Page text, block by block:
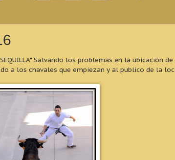
Salvando los problemas en la
todo a los chavales que empiezan y al publico de la